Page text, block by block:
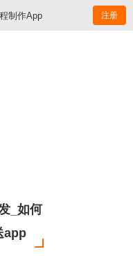
制作App 注册
_如何
app